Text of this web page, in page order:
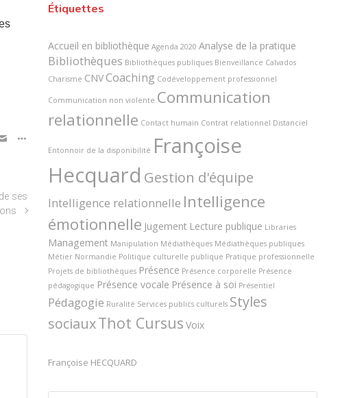
ses
Étiquettes
Accueil en bibliothèque Agenda 2020 Analyse de la pratique
Bibliothèques Bibliothèques publiques Bienveillance Calvados
Charisme CNVCoaching Codéveloppement professionnel
Communication non violente Communication
relationnelle Contact humain Contrat relationnel Distanciel
Entonnoir de la disponibilité Françoise
Hecquard Gestion d'équipe
Intelligence relationnelle Intelligence
émotionnelle Jugement Lecture publique Libraries
Management Manipulation Médiathèques Médiathèques publiques
Métier Normandie Politique culturelle publique Pratique professionnelle
Projets de bibliothèques Présence Présence corporelle Présence
pédagogique Présence vocale Présence à soi Présentiel
Pédagogie Ruralité Services publics culturels Styles
sociauxThot Cursus Voix
Françoise HECQUARD